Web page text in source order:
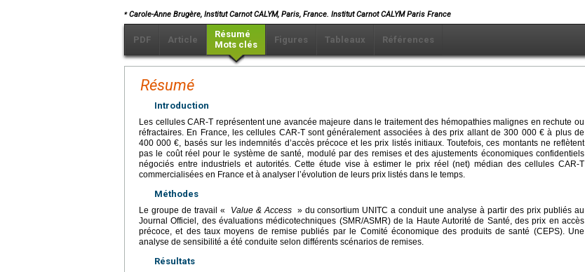
⁎Carole-Anne Brugère, Institut Carnot CALYM, Paris, France. Institut Carnot CALYM Paris France
PDF Article
Résumé
Mots clés
Figures Tableaux Références
Résumé
Introduction
Les cellules CAR-T représentent une avancée majeure dans le traitement des hémopathies malignes en rechute ou
réfractaires. En France, les cellules CAR-T sont généralement associées à des prix allant de 300 000 € à plus de
400 000 €, basés sur les indemnités d’accès précoce et les prix listés initiaux. Toutefois, ces montants ne reflètent
pas le coût réel pour le système de santé, modulé par des remises et des ajustements économiques confidentiels
négociés entre industriels et autorités. Cette étude vise à estimer le prix réel (net) médian des cellules CAR-T
commercialisées en France et à analyser l’évolution de leurs prix listés dans le temps.
Méthodes
Le groupe de travail « Value & Access» du consortium UNITC a conduit une analyse à partir des prix publiés au
Journal Officiel, des évaluations médicotechniques (SMR/ASMR) de la Haute Autorité de Santé, des prix en accès
précoce, et des taux moyens de remise publiés par le Comité économique des produits de santé (CEPS). Une
analyse de sensibilité a été conduite selon différents scénarios de remises.
Résultats